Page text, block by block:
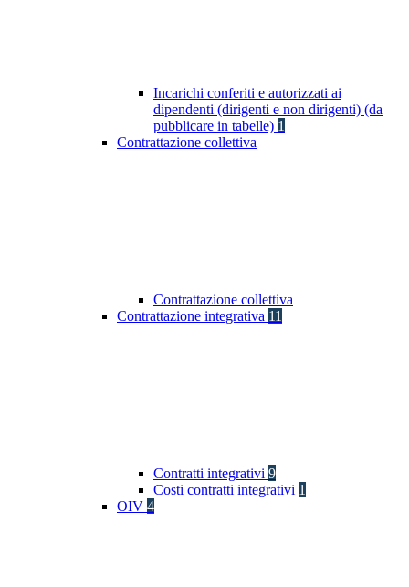
Incarichi conferiti e autorizzati ai
dipendenti (dirigenti e non dirigenti) (da
pubblicare in tabelle) 1
Contrattazione collettiva
Contrattazione collettiva
Contrattazione integrativa 11
Contratti integrativi 9
Costi contratti integrativi 1
OIV 4